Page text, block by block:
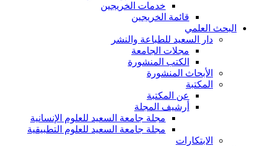
خدمات الخريجين
قائمة الخريجين
البحث العلمي
دار السعيد للطباعة والنشر
مجلات الجامعة
الكتب المنشورة
الأبحاث المنشورة
المكتبة
عن المكتبة
أرشيف المجلة
مجلة جامعة السعيد للعلوم الإنسانية
مجلة جامعة السعيد للعلوم التطبيقية
الابتكارات